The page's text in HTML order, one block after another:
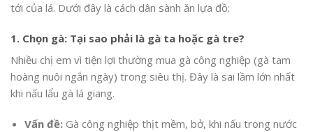
tới của lá. Dưới đây là cách dân sành ăn lựa đồ:
1. Chọn gà: Tại sao phải là gà ta hoặc gà tre?
Nhiều chị em vì tiện lợi thường mua gà công nghiệp (gà tam
hoàng nuôi ngắn ngày) trong siêu thị. Đây là sai lầm lớn nhất
khi nấu lẩu gà lá giang.
Vấn đề: Gà công nghiệp thịt mềm, bở, khi nấu trong nước